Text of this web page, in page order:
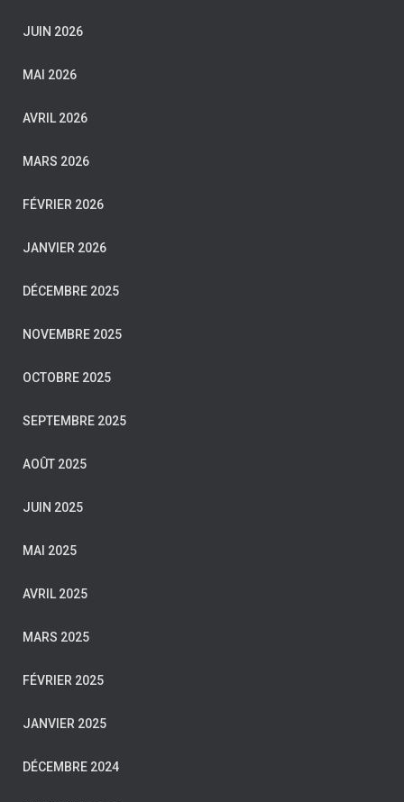
JUIN 2026
MAI 2026
AVRIL 2026
MARS 2026
FÉVRIER 2026
JANVIER 2026
DÉCEMBRE 2025
NOVEMBRE 2025
OCTOBRE 2025
SEPTEMBRE 2025
AOÛT 2025
JUIN 2025
MAI 2025
AVRIL 2025
MARS 2025
FÉVRIER 2025
JANVIER 2025
DÉCEMBRE 2024